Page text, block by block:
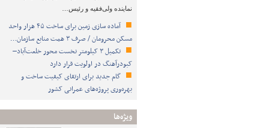
نماینده ولی‌فقیه و رئیس…
آماده سازی زمین برای ساخت ۴۵ هزار واحد
مسکن محرومان / صرف ۳ همت منابع سازمان…
تکمیل ۳ کیلومتر نخست محور خلعت‌آباد–
کبودرآهنگ در اولویت قرار دارد
گام جدید برای ارتقای کیفیت ساخت و
بهره‌وری پروژه‌های عمرانی کشور
ویژه‌ها